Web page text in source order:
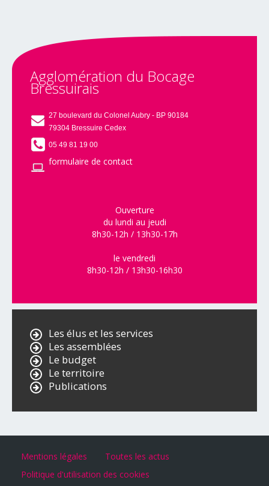
Agglomération du Bocage
Bressuirais
27 boulevard du Colonel Aubry - BP 90184
79304 Bressuire Cedex
05 49 81 19 00
formulaire de contact
Ouverture
du lundi au jeudi
8h30-12h / 13h30-17h
le vendredi
8h30-12h / 13h30-16h30
Les élus et les services
Les assemblées
Le budget
Le territoire
Publications
Mentions légales
Toutes les actus
Politique d'utilisation des cookies